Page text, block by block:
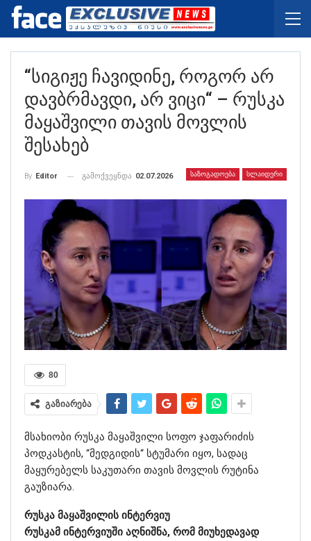
“სიგიჟე Ჩავიდინე, Როგორ Არ
Დავბრმავდი, Არ Ვიცი“ – Რუსკა
Მაყაშვილი Თავის Მოვლის
Შესახებ
ᲡᲐᲖᲝᲒᲐᲓᲝᲔᲑᲐ ᲡᲚᲐᲘᲓᲔᲠᲘ
By Editor გამოქვეყნდა 02.07.2026
80
გაზიარება
მსახიობი რუსკა მაყაშვილი სოფო ჯაფარიძის
პოდკასტის, “მედგიდის“ სტუმარი იყო, სადაც
მაყურებელს საკუთარი თავის მოვლის რუტინა
გაუზიარა.
რუსკა მაყაშვილის ინტერვიუ
რუსკამ ინტერვიუში აღნიშნა, რომ მიუხედავად